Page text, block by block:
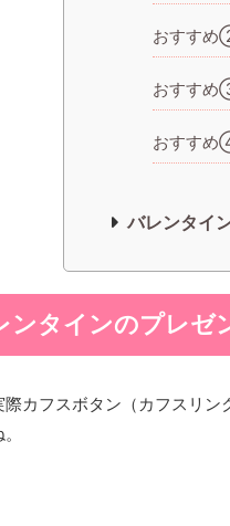
おすす
おすす
おすす
バレンタイ
ンタインのプレゼ
際カフスボタン（カフスリ